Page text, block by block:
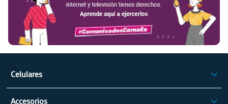
Celulares
iPhone
Accesorios